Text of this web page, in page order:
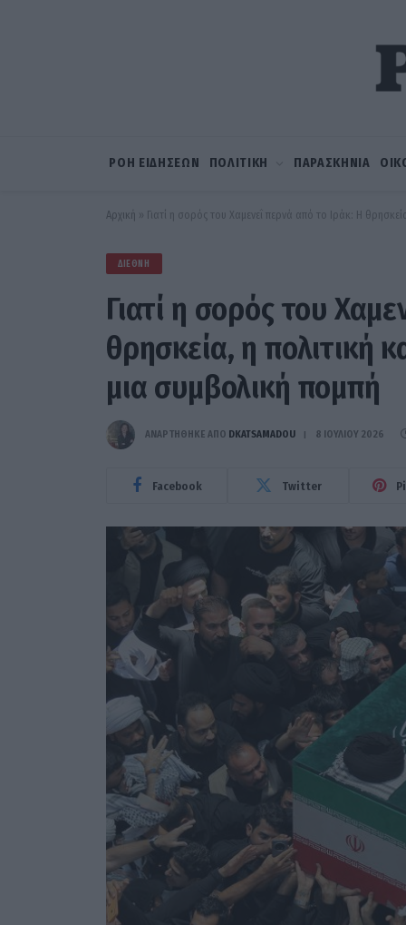
ΡΟΗ ΕΙΔΗΣΕΩΝ ΠΟΛΙΤΙΚΗ ΠΑΡΑΣΚΗΝΙΑ
Αρχική » Γιατί η σορός του Χαμενεΐ περνά από το Ιράκ: Η
ΔΙΕΘΝΉ
Γιατί η σορός του
θρησκεία, η πολιτική
μια συμβολική πομπή
ΑΝΑΡΤΗΘΗΚΕ ΑΠΟ DKATSAMADOU 8 ΙΟΥΛΊΟΥ 2026
Facebook Twitter